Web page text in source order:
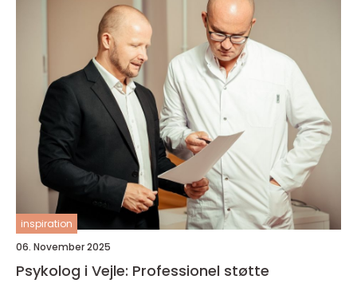
inspiration
06. November 2025
Psykolog i Vejle: Professionel støtte